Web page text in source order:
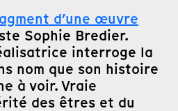
d’une œuvre
Sophie Bredier.
interroge la
nom que son histoire
à voir. Vraie
des êtres et du